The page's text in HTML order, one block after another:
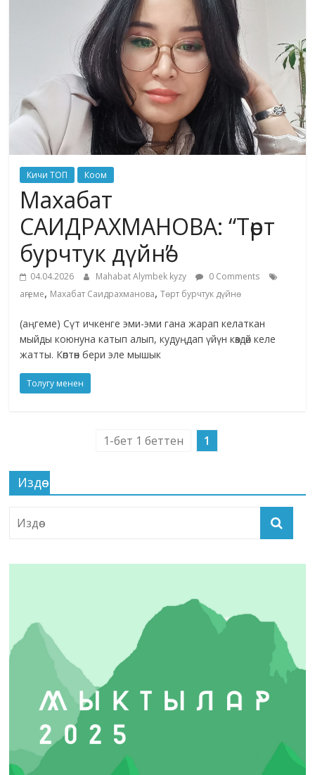
Кичи ТОП Коом
Махабат
САИДРАХМАНОВА: “Төрт
бурчтук дүйнө”
04.04.2026 Mahabat Alymbek kyzy
0 Comments
аңгеме, Махабат Саидрахманова,Төрт бурчтук дүйнө
(аңгеме) Сүт ичкенге эми-эми гана жарап келаткан
мыйды коюнуна катып алып, кудуңдап үйүн көздөй келе
жатты. Көптөн бери эле мышык
Толугу менен
1-бет 1 беттен 1
Издөө